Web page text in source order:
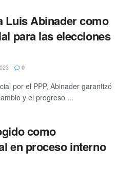
Luis Abinader como
para las elecciones
0
por el PPP, Abinader garantizó
y el progreso ...
como
en proceso interno